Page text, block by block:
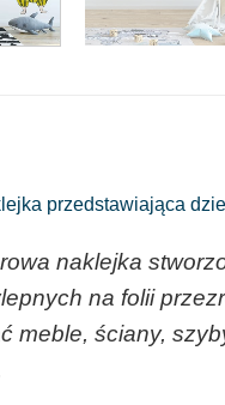
przedstawiająca
naklejka
na folii
meble, ściany,